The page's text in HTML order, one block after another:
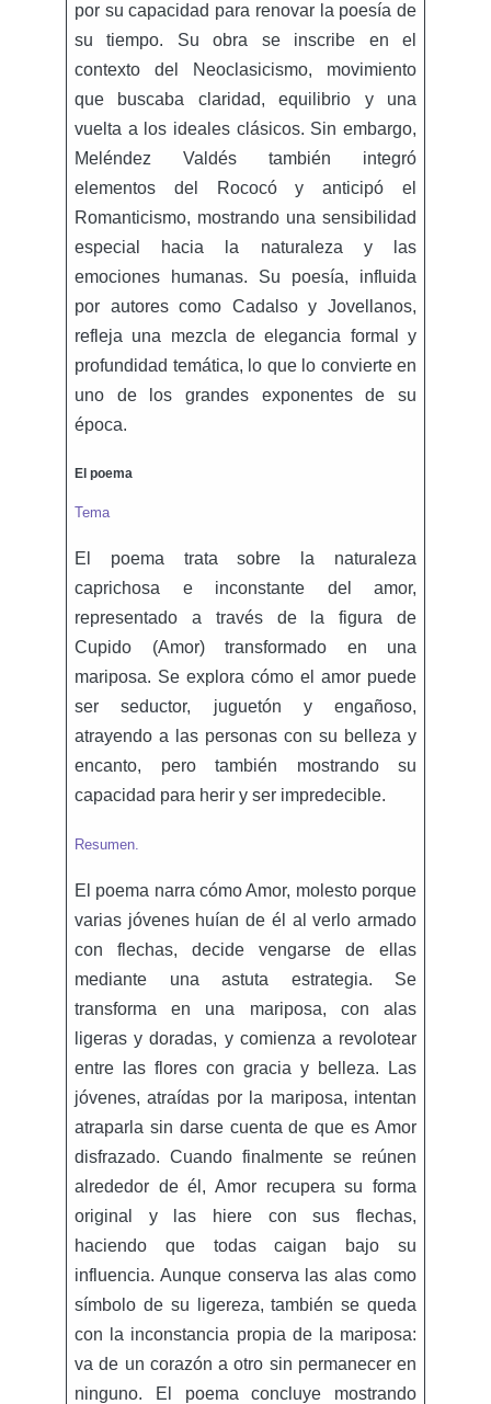
por su capacidad para renovar la poesía de
su tiempo. Su obra se inscribe en el
contexto del Neoclasicismo, movimiento
que buscaba claridad, equilibrio y una
vuelta a los ideales clásicos. Sin embargo,
Meléndez Valdés también integró
elementos del Rococó y anticipó el
Romanticismo, mostrando una sensibilidad
especial hacia la naturaleza y las
emociones humanas. Su poesía, influida
por autores como Cadalso y Jovellanos,
refleja una mezcla de elegancia formal y
profundidad temática, lo que lo convierte en
uno de los grandes exponentes de su
época.
El poema
Tema
El poema trata sobre la naturaleza
caprichosa e inconstante del amor,
representado a través de la figura de
Cupido (Amor) transformado en una
mariposa. Se explora cómo el amor puede
ser seductor, juguetón y engañoso,
atrayendo a las personas con su belleza y
encanto, pero también mostrando su
capacidad para herir y ser impredecible.
Resumen.
El poema narra cómo Amor, molesto porque
varias jóvenes huían de él al verlo armado
con flechas, decide vengarse de ellas
mediante una astuta estrategia. Se
transforma en una mariposa, con alas
ligeras y doradas, y comienza a revolotear
entre las flores con gracia y belleza. Las
jóvenes, atraídas por la mariposa, intentan
atraparla sin darse cuenta de que es Amor
disfrazado. Cuando finalmente se reúnen
alrededor de él, Amor recupera su forma
original y las hiere con sus flechas,
haciendo que todas caigan bajo su
influencia. Aunque conserva las alas como
símbolo de su ligereza, también se queda
con la inconstancia propia de la mariposa:
va de un corazón a otro sin permanecer en
ninguno. El poema concluye mostrando